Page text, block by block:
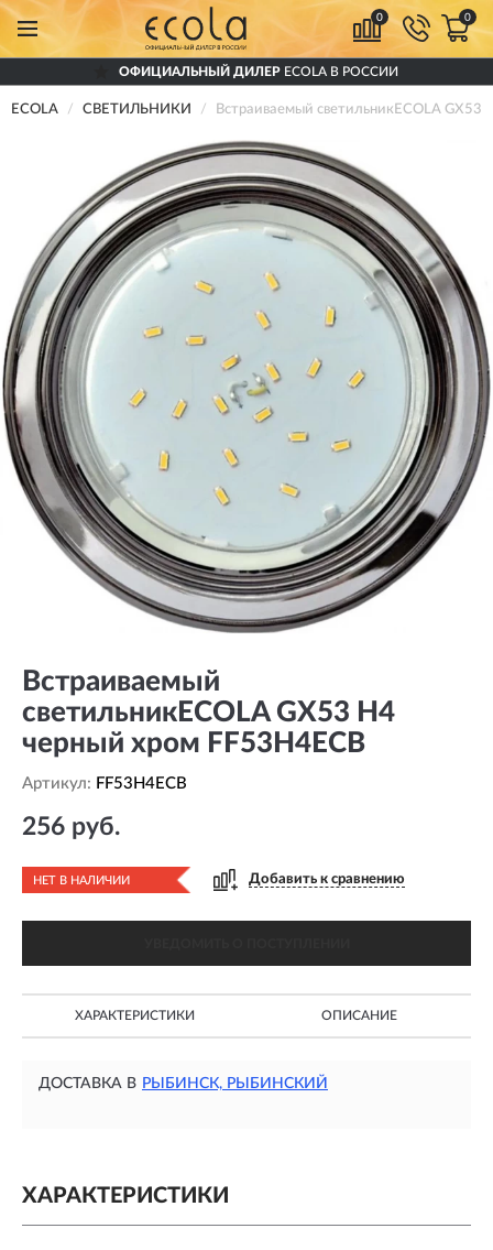
0 0
ОФИЦИАЛЬНЫЙ ДИЛЕРECOLA В РОССИИ
ECOLA СВЕТИЛЬНИКИ Встраиваемый светильникECOLA GX53
Встраиваемый
светильникECOLA GX53 H4
черный хром FF53H4ECB
Артикул: FF53H4ECB
256 руб.
НЕТ В НАЛИЧИИ Добавить к сравнению
ХАРАКТЕРИСТИКИ ОПИСАНИЕ
ДОСТАВКА В РЫБИНСК, РЫБИНСКИЙ
ХАРАКТЕРИСТИКИ